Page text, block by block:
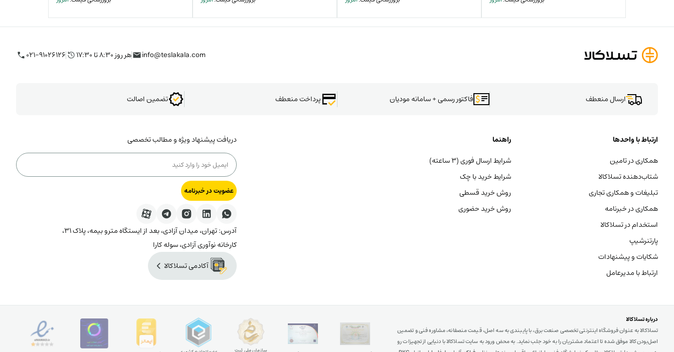
۰۲۱-۹۱۰۲۶۱۲۶ هر روز ۸:۳۰ تا ۱۷:۳۰ info@teslakala.com
ارسال منعطف فاکتور رسمی + سامانه مودیان پرداخت منعطف تضمین اصالت
ارتباط با واحدها
همکاری در تامین
شتاب‌دهنده تسلاکالا
تبلیغات و همکاری تجاری
همکاری در خبرنامه
استخدام در تسلاکالا
پارتنرشیپ
شکایات و پیشنهادات
ارتباط با مدیرعامل
راهنما
شرایط ارسال فوری (۳ ساعته)
شرایط خرید با چک
روش خرید قسطی
روش خرید حضوری
دریافت پیشنهاد ویژه و مطالب تخصصی
عضویت در خبرنامه
آدرس: تهران، میدان آزادی، بعد از ایستگاه مترو بیمه، پلاک ۳۱،
کارخانه نوآوری آزادی، سوله کارا
آکادمی تسلاکالا
سازمان ملی ثبت
درباره تسلاکالا
تسلاکالا به عنوان فروشگاه اینترنتی تخصصی صنعت برق، با پایبندی به سه اصل، قیمت منصفانه، مشاوره فنی و تضمین
اصل‌بودن کالا موفق شده تا اعتماد مشتریان را به خود جلب نماید. به محض ورود به سایت تسلاکالا با دنیایی از تجهیزات رو